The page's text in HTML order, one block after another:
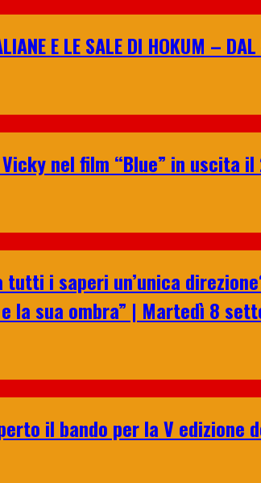
E LE SALE DI HOKUM –
nel film “Blue” in uscita
i saperi un’unica
la sua ombra” | Martedì 8
il bando per la V